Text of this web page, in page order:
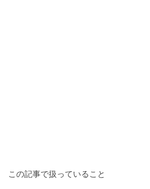
この記事で扱っていること